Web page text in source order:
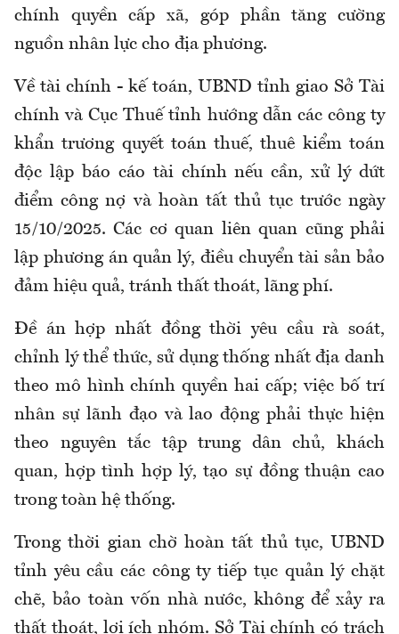
chính quyền cấp xã, góp phần tăng cường
nguồn nhân lực cho địa phương.
Về tài chính - kế toán, UBND tỉnh giao Sở Tài
chính và Cục Thuế tỉnh hướng dẫn các công ty
khẩn trương quyết toán thuế, thuê kiểm toán
độc lập báo cáo tài chính nếu cần, xử lý dứt
điểm công nợ và hoàn tất thủ tục trước ngày
15/10/2025. Các cơ quan liên quan cũng phải
lập phương án quản lý, điều chuyển tài sản bảo
đảm hiệu quả, tránh thất thoát, lãng phí.
Đề án hợp nhất đồng thời yêu cầu rà soát,
chỉnh lý thể thức, sử dụng thống nhất địa danh
theo mô hình chính quyền hai cấp; việc bố trí
nhân sự lãnh đạo và lao động phải thực hiện
theo nguyên tắc tập trung dân chủ, khách
quan, hợp tình hợp lý, tạo sự đồng thuận cao
trong toàn hệ thống.
Trong thời gian chờ hoàn tất thủ tục, UBND
tỉnh yêu cầu các công ty tiếp tục quản lý chặt
chẽ, bảo toàn vốn nhà nước, không để xảy ra
thất thoát, lợi ích nhóm. Sở Tài chính có trách